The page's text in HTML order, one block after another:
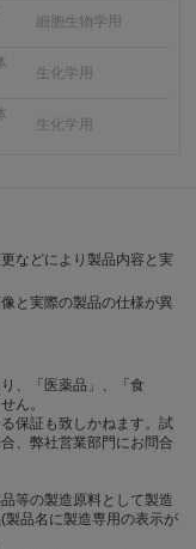
細胞生物学用
生化学用
生化学用
などにより製品内容と実
と実際の製品の仕様が異
、「医薬品」、「食
ん。
保証も致しかねます。試
、弊社営業部門にお問合
等の製造原料として製造
品名に製造専用の表示が